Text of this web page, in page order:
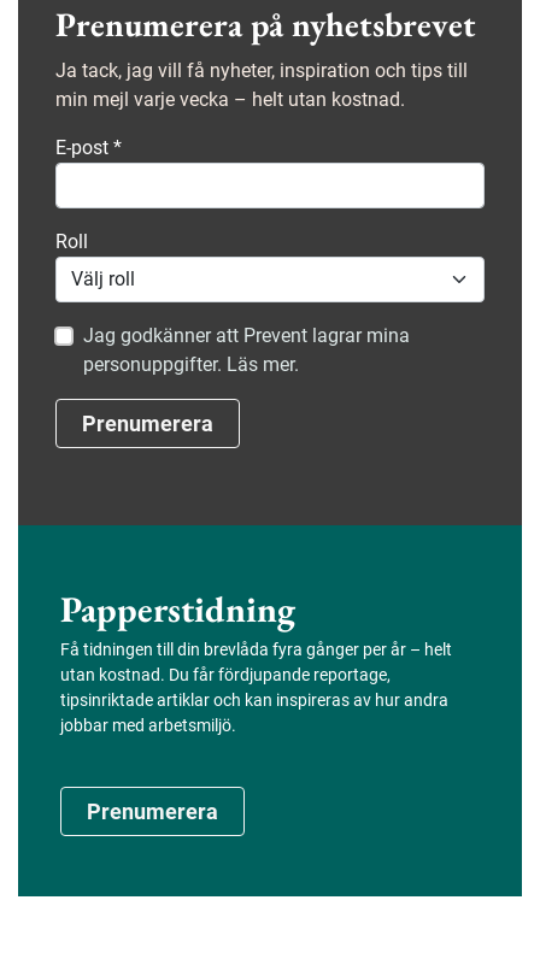
Prenumerera på nyhetsbrevet
Ja tack, jag vill få nyheter, inspiration och tips till
min mejl varje vecka – helt utan kostnad.
E-post *
Roll
Jag godkänner att Prevent lagrar mina
personuppgifter. Läs mer.
Prenumerera
Papperstidning
Få tidningen till din brevlåda fyra gånger per år – helt
utan kostnad. Du får fördjupande reportage,
tipsinriktade artiklar och kan inspireras av hur andra
jobbar med arbetsmiljö.
Prenumerera